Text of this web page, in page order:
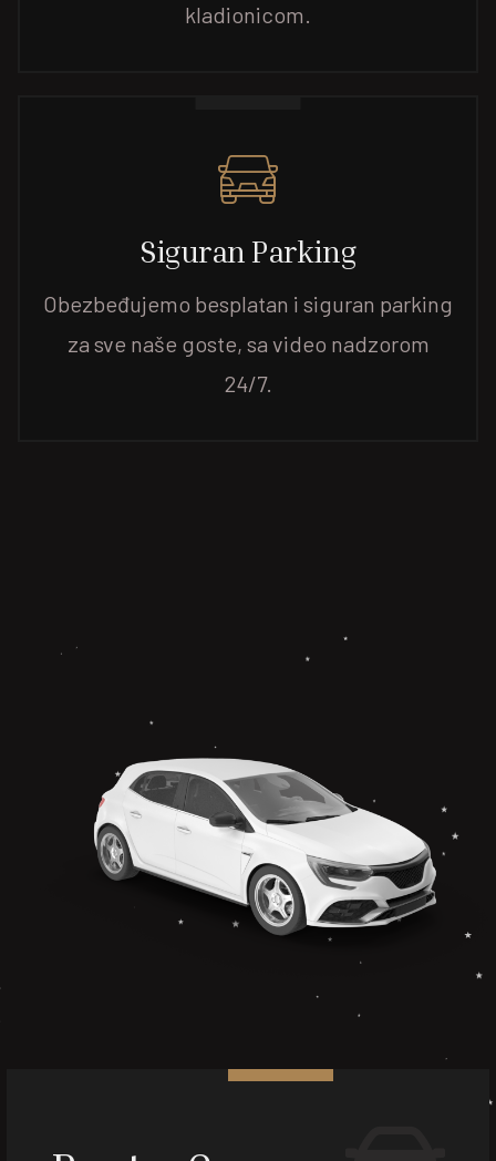
kladionicom.
Siguran Parking
Obezbeđujemo besplatan i siguran parking
za sve naše goste, sa video nadzorom
24/7.